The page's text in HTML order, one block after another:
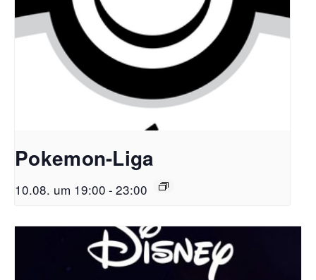
Pokemon-Liga
10.08. um 19:00 - 23:00